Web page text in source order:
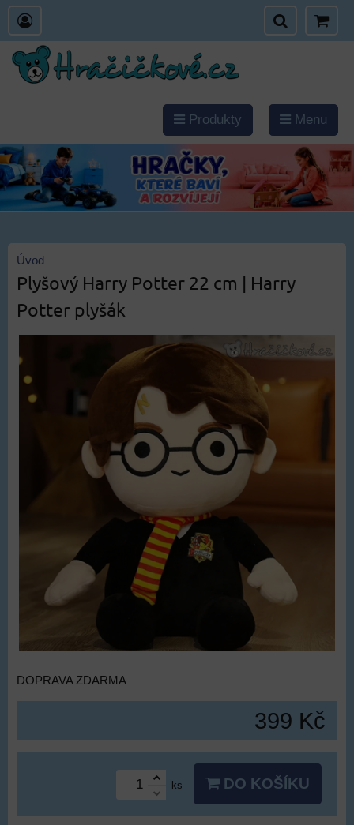
Produkty Menu
Úvod
Plyšový Harry Potter 22 cm | Harry
Potter plyšák
DOPRAVA ZDARMA
399 Kč
ks DO KOŠÍKU